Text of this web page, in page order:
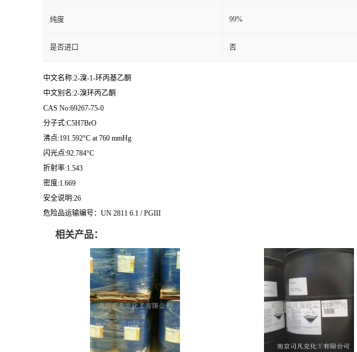
纯度 99%
是否进口 否
中文名称:2-溴-1-环丙基乙酮
中文别名:2-溴环丙乙酮
CAS No:69267-75-0
分子式:C5H7BrO
沸点:191.592°C at 760 mmHg
闪光点:92.784°C
折射率:1.543
密度:1.669
安全说明:26
危险品运输编号：UN 2811 6.1 / PGIII
相关产品：